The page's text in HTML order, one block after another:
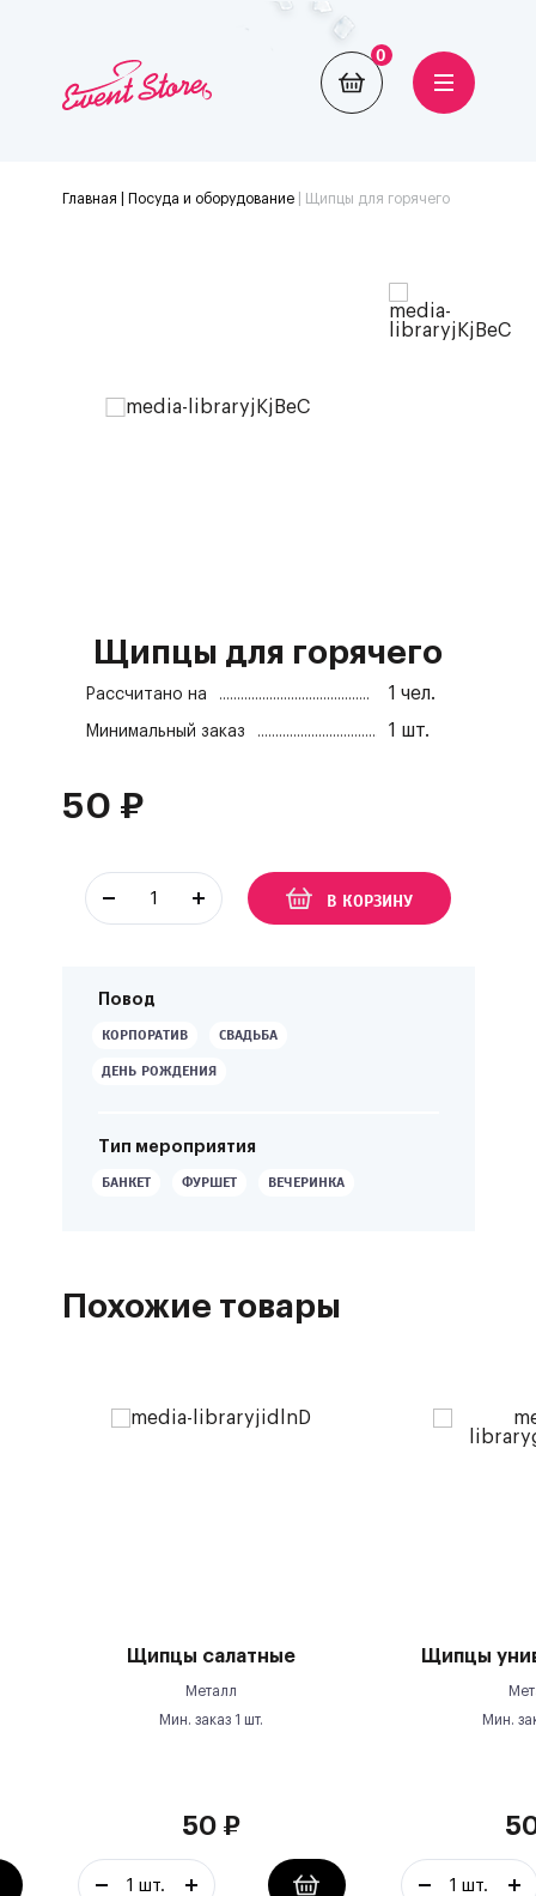
0
Главная | Посуда и оборудование| Щипцы для горячего
Повод
КОРПОРАТИВ СВАДЬБА
ДЕНЬ РОЖДЕНИЯ
Тип мероприятия
БАНКЕТ ФУРШЕТ ВЕЧЕРИНКА
Щипцы для горячего
Рассчитано на 1 чел.
Минимальный заказ 1 шт.
50 ₽
В КОРЗИНУ
Похожие товары
Щипцы салатные
Металл
Мин. заказ 1 шт.
50 ₽
Щипцы
Мин.